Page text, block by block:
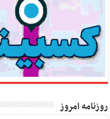
روزنامه امروز